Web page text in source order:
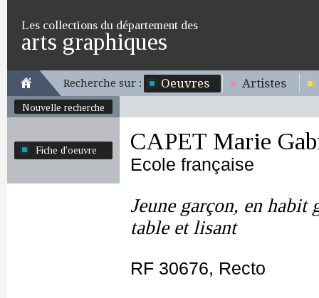
Les collections du département des
arts graphiques
Recherche sur : Oeuvres Artistes
Nouvelle recherche
Fiche d'oeuvre CAPET Marie
Ecole française
Jeune garçon, en
table et lisant
RF 30676, Recto